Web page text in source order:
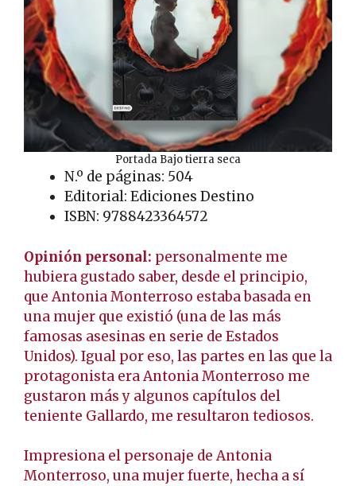
Portada Bajo tierra seca
N.º de páginas: 504
Editorial: Ediciones Destino
ISBN: 9788423364572
Opinión personal: personalmente me
hubiera gustado saber, desde el principio,
que Antonia Monterroso estaba basada en
una mujer que existió (una de las más
famosas asesinas en serie de Estados
Unidos). Igual por eso, las partes en las que la
protagonista era Antonia Monterroso me
gustaron más y algunos capítulos del
teniente Gallardo, me resultaron tediosos.
Impresiona el personaje de Antonia
Monterroso, una mujer fuerte, hecha a sí